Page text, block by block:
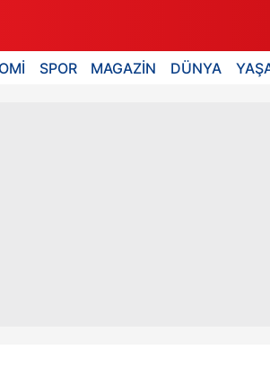
SPOR MAGAZİN DÜNYA